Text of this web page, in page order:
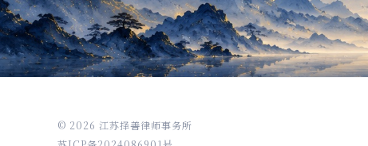
© 2026 江苏择善律师事务所